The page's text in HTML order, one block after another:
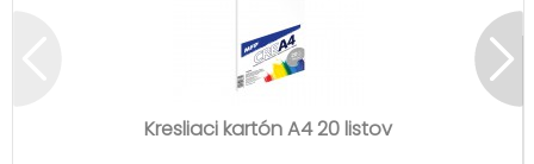
Kresliaci kartón A4 20 listov